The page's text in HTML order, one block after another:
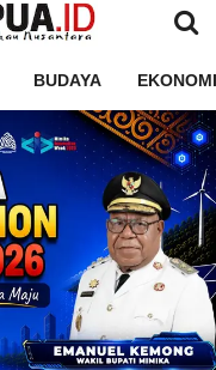
BUDAYA EKONOMI